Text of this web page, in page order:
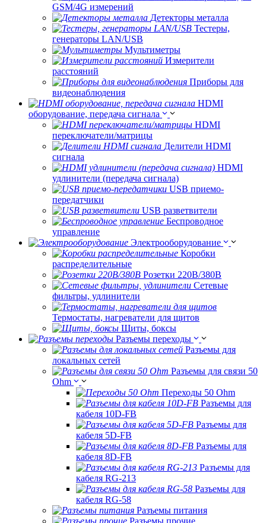
GSM/4G измерений
Детекторы металла
Тестеры,
генераторы LAN/USB
Мультиметры
Измерители
расстояний
Приборы для
видеонаблюдения
HDMI
оборудование, передача сигнала
HDMI
переключатели/матрицы
Делители HDMI
сигнала
HDMI
удлинители (передача сигнала)
USB приемо-
передатчики
USB разветвители
Беспроводное
управление
Электрооборудование
Коробки
распределительные
Розетки 220В/380В
Сетевые
фильтры, удлинители
Термостаты, нагреватели для щитов
Щиты, боксы
Разъемы переходы
Разъемы для
локальных сетей
Разъемы для связи 50
Ohm
Переходы 50 Ohm
Разъемы для
кабеля 10D-FB
Разъемы для
кабеля 5D-FB
Разъемы для
кабеля 8D-FB
Разъемы для
кабеля RG-213
Разъемы для
кабеля RG-58
Разъемы питания
Разъемы прочие